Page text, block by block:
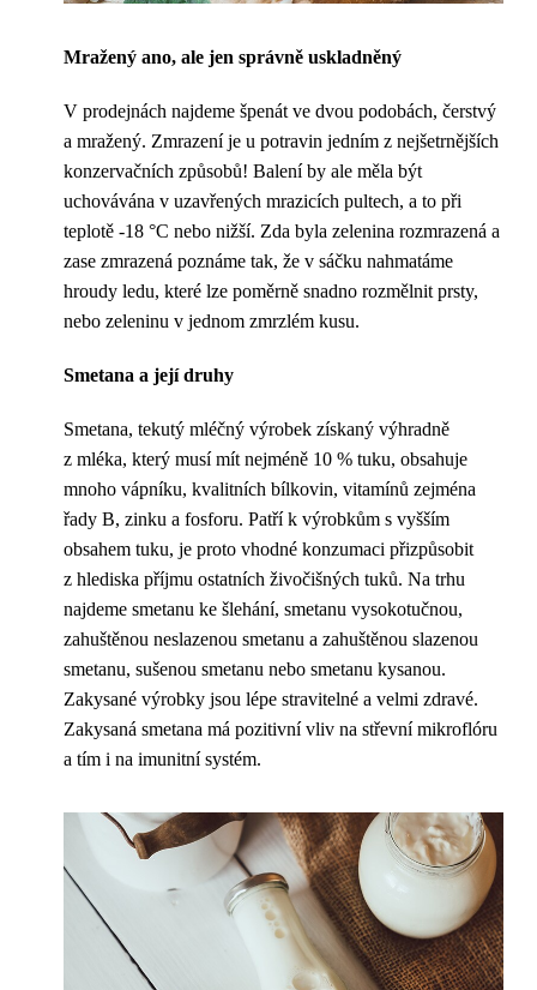
Mražený ano, ale jen správně uskladněný
V prodejnách najdeme špenát ve dvou podobách, čerstvý
a mražený. Zmrazení je u potravin jedním z nejšetrnějších
konzervačních způsobů! Balení by ale měla být
uchovávána v uzavřených mrazicích pultech, a to při
teplotě -18 °C nebo nižší. Zda byla zelenina rozmrazená a
zase zmrazená poznáme tak, že v sáčku nahmatáme
hroudy ledu, které lze poměrně snadno rozmělnit prsty,
nebo zeleninu v jednom zmrzlém kusu.
Smetana a její druhy
Smetana, tekutý mléčný výrobek získaný výhradně
z mléka, který musí mít nejméně 10 % tuku, obsahuje
mnoho vápníku, kvalitních bílkovin, vitamínů zejména
řady B, zinku a fosforu. Patří k výrobkům s vyšším
obsahem tuku, je proto vhodné konzumaci přizpůsobit
z hlediska příjmu ostatních živočišných tuků. Na trhu
najdeme smetanu ke šlehání, smetanu vysokotučnou,
zahuštěnou neslazenou smetanu a zahuštěnou slazenou
smetanu, sušenou smetanu nebo smetanu kysanou.
Zakysané výrobky jsou lépe stravitelné a velmi zdravé.
Zakysaná smetana má pozitivní vliv na střevní mikroflóru
a tím i na imunitní systém.